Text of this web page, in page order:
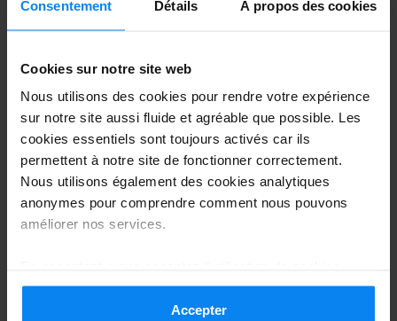
Consentement Détails À propos des cookies
Cookies sur notre site web
Nous utilisons des cookies pour rendre votre expérience
sur notre site aussi fluide et agréable que possible. Les
cookies essentiels sont toujours activés car ils
permettent à notre site de fonctionner correctement.
Nous utilisons également des cookies analytiques
anonymes pour comprendre comment nous pouvons
améliorer nos services.
conformément aux règles en vigueur dans votre pays,
mais vous pouvez modifier vos paramètres à tout
Accepter
profiter des boutiques et des espaces de
Combien de temps avant
arriver si vous vous garez à
l’aéroport de Toulouse ?
Si vous prévoyez de venir en voiture,
l’aéroport de Toulouse propose plusieurs
proches du terminal. Il est recommandé de